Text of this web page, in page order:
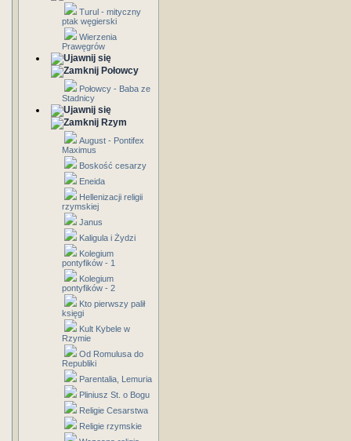
Turul - mityczny
ptak węgierski
Wierzenia
Prawęgrów
Połowcy
Połowcy - Baba ze
Stadnicy
Rzym
August - Pontifex
Maximus
Boskość cesarzy
Eneida
Hellenizacji religii
rzymskiej
Janus
Kaligula i Żydzi
Kolegium
pontyfików - 1
Kolegium
pontyfików - 2
Kto pierwszy palił
księgi
Kult Kybele w
Rzymie
Od Romulusa do
Republiki
Parentalia, Lemuria
Pliniusz St. o Bogu
Religie Cesarstwa
Religie rzymskie